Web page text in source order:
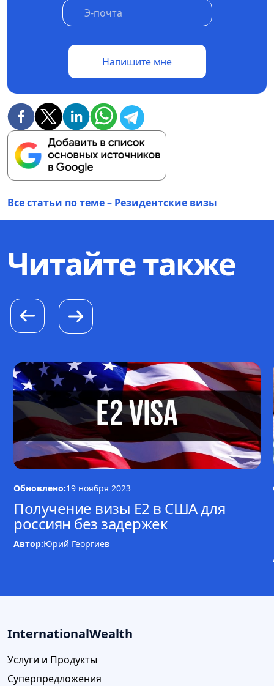
Напишите мне
Все статьи по теме – Резидентские визы
Читайте также
Обновлено:19 ноября 2023
Получение визы E2 в США для
россиян без задержек
Автор:Юрий Георгиев
InternationalWealth
Услуги и Продукты
Суперпредложения